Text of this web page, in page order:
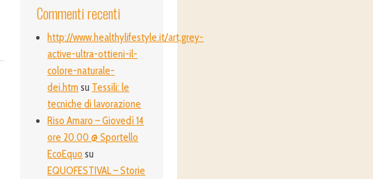
Commenti recenti
http://www.healthylifestyle.it/art,grey-
active-ultra-ottieni-il-
colore-naturale-
dei.htm su Tessili: le
tecniche di lavorazione
Riso Amaro – Giovedì 14
ore 20.00 @ Sportello
EcoEquo su
EQUOFESTIVAL – Storie